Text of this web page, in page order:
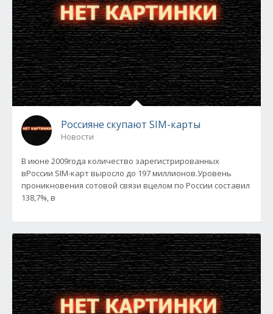
Россияне скупают SIM-карты
Новости
В июне 2009года количество зарегистрированных
вРоссии SIM-карт выросло до 197 миллионов.Уровень
проникновения сотовой связи вцелом по России составил
138,7%, в